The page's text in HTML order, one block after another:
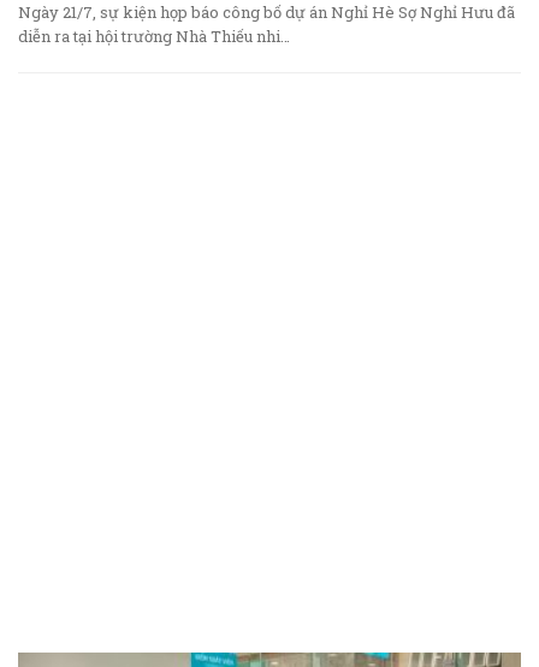
Ngày 21/7, sự kiện họp báo công bố dự án Nghỉ Hè Sợ Nghỉ Hưu đã
diễn ra tại hội trường Nhà Thiếu nhi…